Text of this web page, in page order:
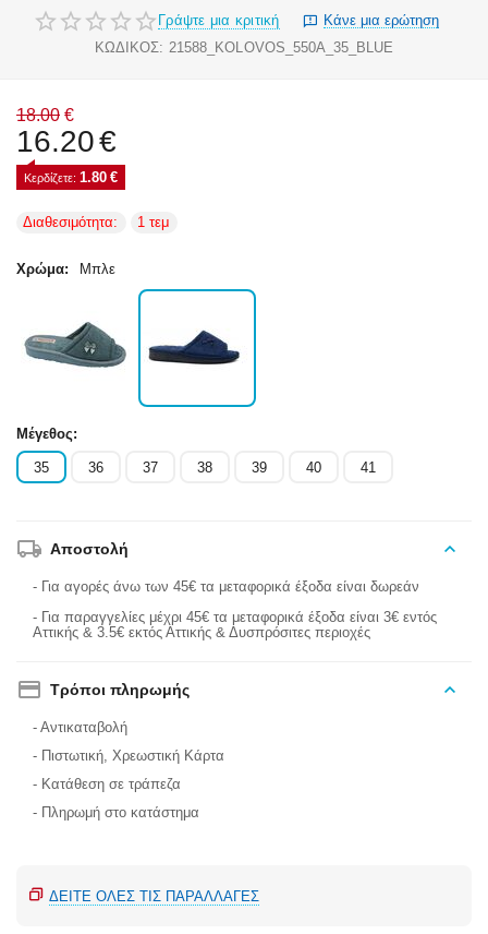
Γράψτε μια κριτική
Κάνε μια ερώτηση
ΚΩΔΙΚΟΣ: 21588_KOLOVOS_550Α_35_BLUE
18.00 €
16.20€
Κερδίζετε: 1.80 €
Διαθεσιμότητα: 1 τεμ
Χρώμα: Μπλε
Μέγεθος:
35 36 37 38 39 40 41
Αποστολή
- Για αγορές άνω των 45€ τα μεταφορικά έξοδα είναι δωρεάν
- Για παραγγελίες μέχρι 45€ τα μεταφορικά έξοδα είναι 3€ εντός
Αττικής & 3.5€ εκτός Αττικής & Δυσπρόσιτες περιοχές
Τρόποι πληρωμής
- Αντικαταβολή
- Πιστωτική, Χρεωστική Κάρτα
- Κατάθεση σε τράπεζα
- Πληρωμή στο κατάστημα
ΔΕΊΤΕ ΌΛΕΣ ΤΙΣ ΠΑΡΑΛΛΑΓΈΣ